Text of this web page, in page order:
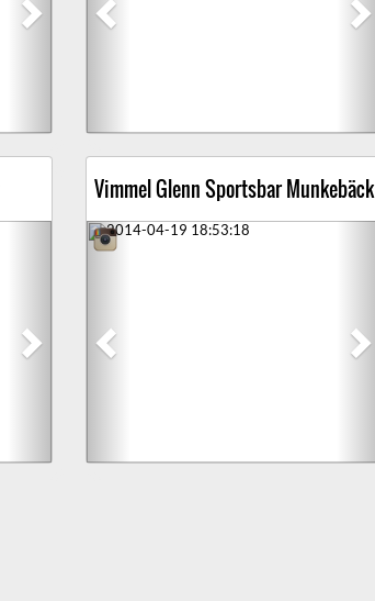
Vimmel Glenn Sportsbar Munkebäck
Previous